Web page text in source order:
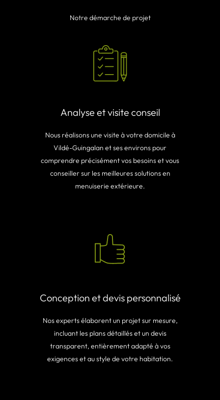
Notre démarche de projet
Analyse et visite conseil
Nous réalisons une visite à votre domicile à
Vildé-Guingalan et ses environs pour
comprendre précisément vos besoins et vous
conseiller sur les meilleures solutions en
menuiserie extérieure.
Conception et devis personnalisé
Nos experts élaborent un projet sur mesure,
incluant les plans détaillés et un devis
transparent, entièrement adapté à vos
exigences et au style de votre habitation.